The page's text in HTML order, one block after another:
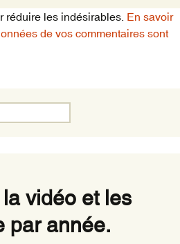
réduire les indésirables. En savoir
de vos commentaires sont
vidéo et les
par année.